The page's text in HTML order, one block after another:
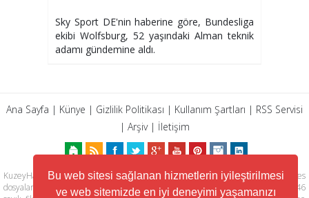
Bu web sitesi sağlanan hizmetlerin iyileştirilmesi
ve web sitemizde en iyi deneyimi yaşamanızı
Sky Sport DE'nin haberine göre, Bundesliga
ekibi Wolfsburg, 52 yaşındaki Alman teknik
adamı gündemine aldı.
Ana Sayfa | Künye | Gizlilik Politikası | Kullanım Şartları | RSS Servisi
| Arşiv| İletişim
KuzeyHaber.com sitesinde yer alan tüm yazılar, materyaller, resimler, ses
dosyaları, animasyonlar, videolar, tasarım ve düzenlemelerin telif hakları 5846